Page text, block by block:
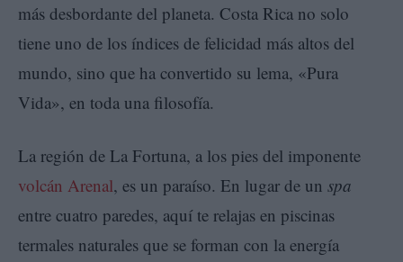
más desbordante del planeta. Costa Rica no solo
tiene uno de los índices de felicidad más altos del
mundo, sino que ha convertido su lema, «Pura
Vida», en toda una filosofía.
La región de La Fortuna, a los pies del imponente
volcán Arenal, es un paraíso. En lugar de un spa
entre cuatro paredes, aquí te relajas en piscinas
termales naturales que se forman con la energía